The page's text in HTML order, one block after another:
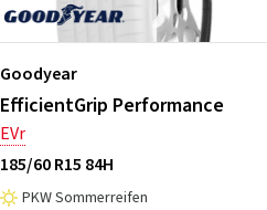
Goodyear
EfficientGrip Performance
EVr
185/60 R15 84H
PKW Sommerreifen